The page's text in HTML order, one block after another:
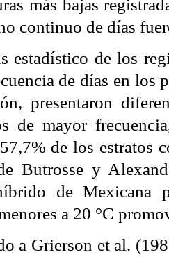
más bajas
continuo de días
estadístico de los
de días en los
presentaron
de mayor
de los estratos
Butrosse y
(híbrido de Mexicana
a 20 °C
a Grierson et al.